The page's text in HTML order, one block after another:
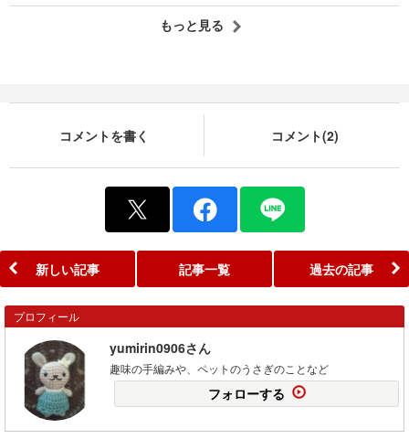
もっと見る
コメントを書く コメント(2)
新しい記事 記事一覧 過去の記事
プロフィール
yumirin0906さん
趣味の手編みや、ペットのうさぎのことなど
フォローする